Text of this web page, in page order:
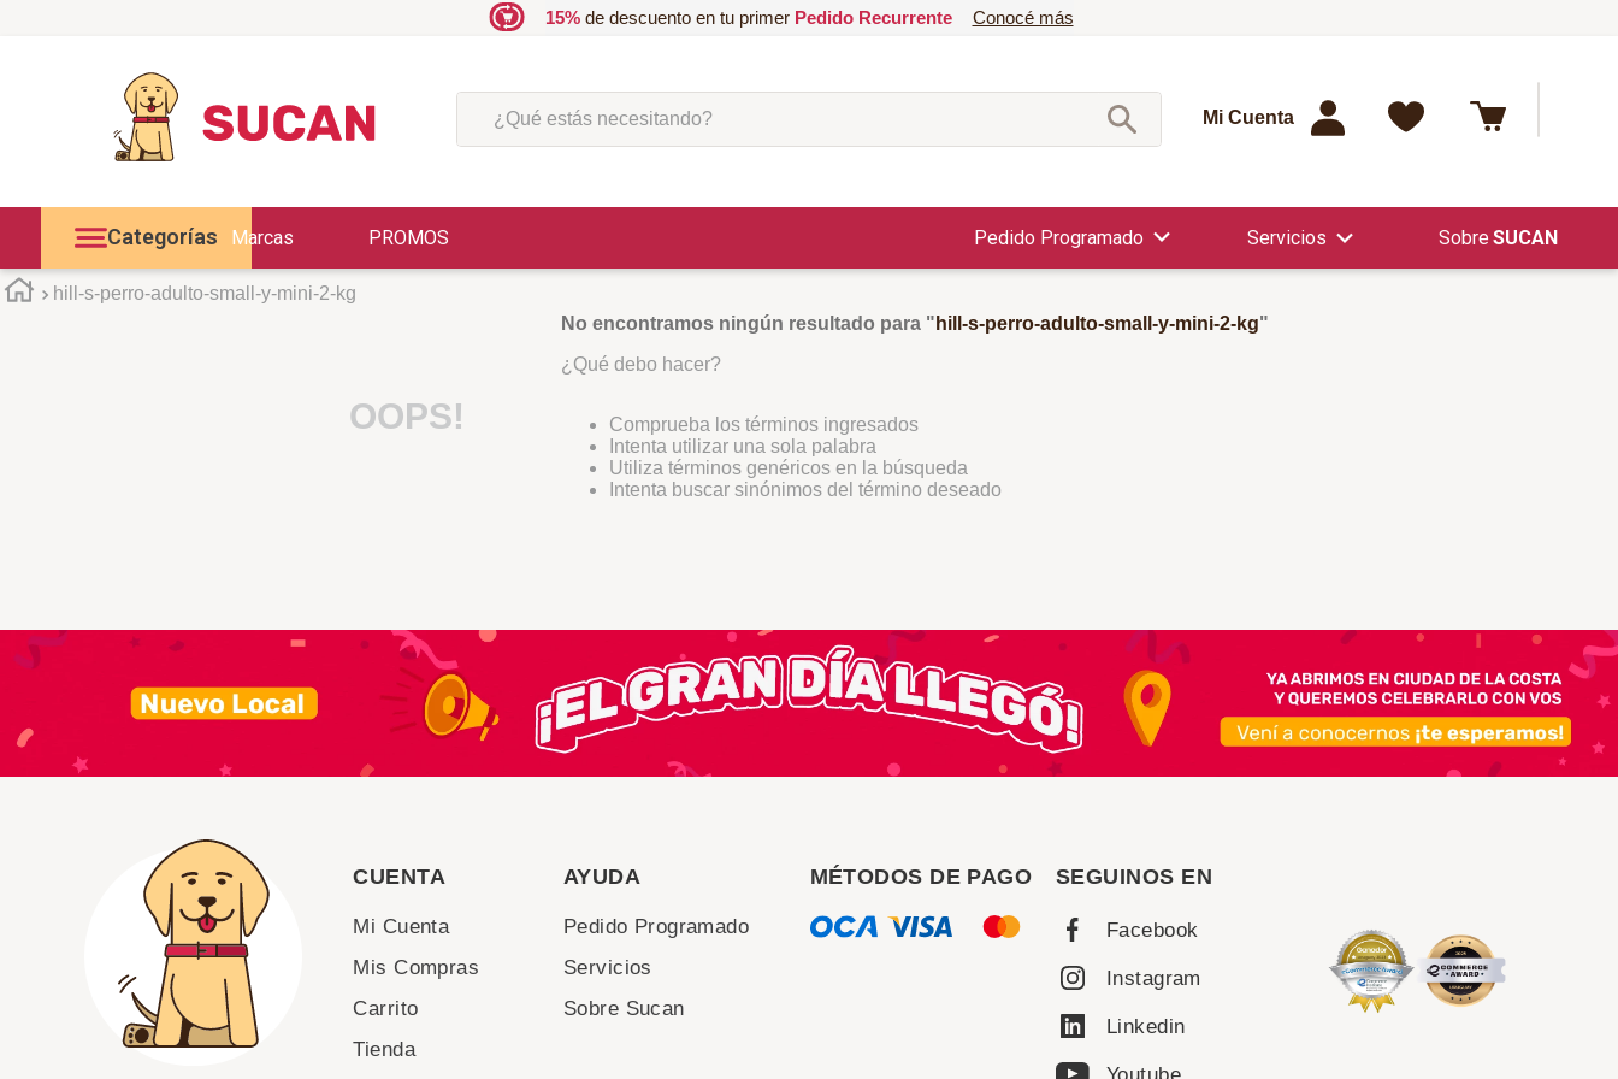
15%de descuento en tu primer Pedido Recurrente Conocé más
¿Qué estás necesitando?
Mi Cuenta
Categorías Marcas PROMOS Pedido Programado Servicios SUCAN
hill-s-perro-adulto-small-y-mini-2-kg
OOPS!
No encontramos ningún resultado para " hill-s-perro-adulto-small-y-mini-2-kg"
¿Qué debo hacer?
Comprueba los términos ingresados
Intenta utilizar una sola palabra
Utiliza términos genéricos en la búsqueda
Intenta buscar sinónimos del término deseado
CUENTA
Mi Cuenta
Mis Compras
Carrito
Tienda
AYUDA
Pedido Programado
Servicios
Sobre Sucan
MÉTODOS DE PAGO SEGUINOS EN
Facebook
Instagram
Linkedin